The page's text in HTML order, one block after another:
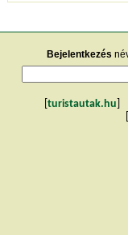
Bejelentkezés
turistautak.hu